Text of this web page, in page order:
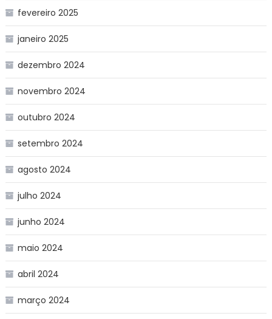
fevereiro 2025
janeiro 2025
dezembro 2024
novembro 2024
outubro 2024
setembro 2024
agosto 2024
julho 2024
junho 2024
maio 2024
abril 2024
março 2024